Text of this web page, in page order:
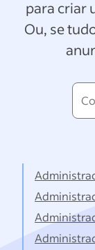
para criar
Ou, se